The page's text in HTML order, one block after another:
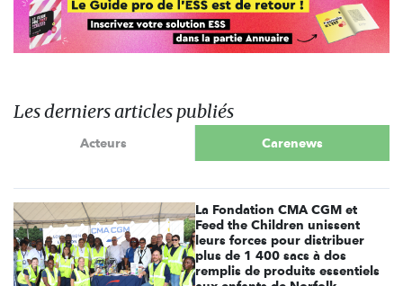
Les derniers articles publiés
Acteurs Carenews
La Fondation CMA CGM et
Feed the Children unissent
leurs forces pour distribuer
plus de 1 400 sacs à dos
remplis de produits essentiels